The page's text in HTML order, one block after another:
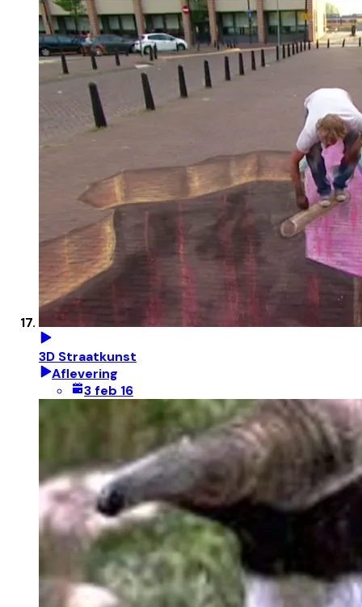
3D Straatkunst
Aflevering
3 feb 16